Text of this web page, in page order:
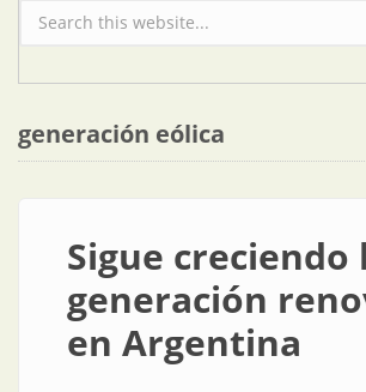
Formulario de búsqueda
generación eólica
Sigue creciendo
generación
en Argentina